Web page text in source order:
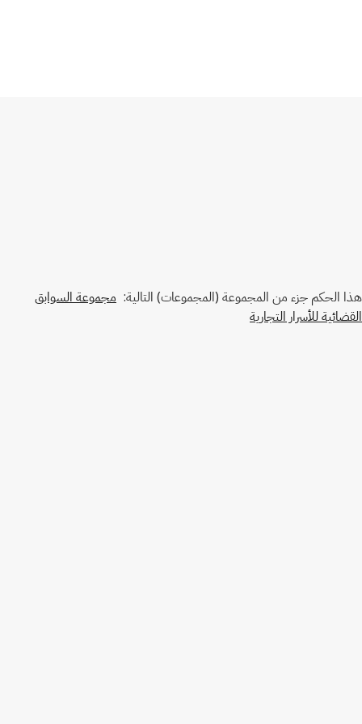
هذا الحكم جزء من المجموعة (المجموعات) التالية: مجموعة السوابق
القضائية للأسرار التجارية